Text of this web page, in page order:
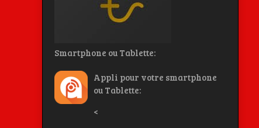
Smartphone ou Tablette:
Appli pour votre smartphone
ou Tablette:
<